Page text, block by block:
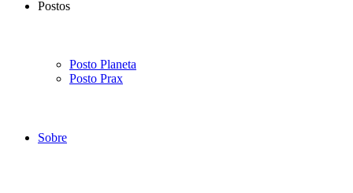
Postos
Posto Planeta
Posto Prax
Sobre